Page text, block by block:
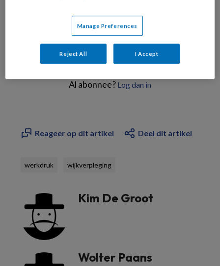
Bekijk de mogelijkheden
Al abonnee? Log dan in
Reageer op dit artikel Deel dit artikel
werkdruk wijkverpleging
Kim De Groot
Wolter Paans
Manage Preferences
Reject All I Accept